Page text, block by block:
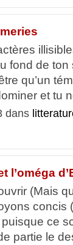
illisibles
fond de
qu’un
et tu
dans
l’oméga
(Mais
concis
ce
partie le